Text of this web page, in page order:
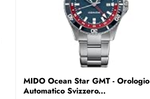
MIDO Ocean Star GMT - Orologio
Automatico Svizzero...